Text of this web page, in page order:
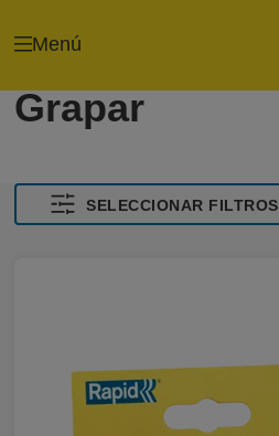
Menú
Grapar
SELECCIONAR FILTROS